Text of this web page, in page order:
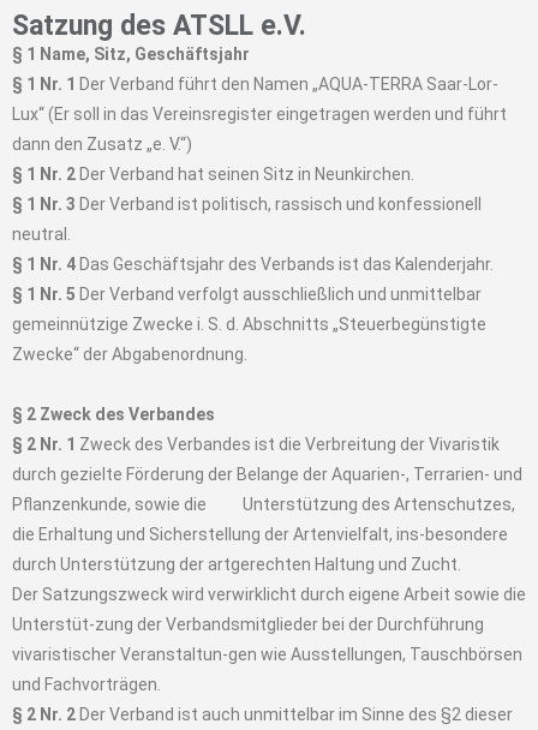
Satzung des ATSLL e.V.
§ 1 Name, Sitz, Geschäftsjahr
§ 1 Nr. 1 Der Verband führt den Namen „AQUA-TERRA Saar-Lor-
Lux“ (Er soll in das Vereinsregister eingetragen werden und führt
dann den Zusatz „e. V.“)
§ 1 Nr. 2 Der Verband hat seinen Sitz in Neunkirchen.
§ 1 Nr. 3 Der Verband ist politisch, rassisch und konfessionell
neutral.
§ 1 Nr. 4 Das Geschäftsjahr des Verbands ist das Kalenderjahr.
§ 1 Nr. 5 Der Verband verfolgt ausschließlich und unmittelbar
gemeinnützige Zwecke i. S. d. Abschnitts „Steuerbegünstigte
Zwecke“ der Abgabenordnung.
§ 2 Zweck des Verbandes
§ 2 Nr. 1 Zweck des Verbandes ist die Verbreitung der Vivaristik
durch gezielte Förderung der Belange der Aquarien-, Terrarien- und
Pflanzenkunde, sowie die Unterstützung des Artenschutzes,
die Erhaltung und Sicherstellung der Artenvielfalt, ins-besondere
durch Unterstützung der artgerechten Haltung und Zucht.
Der Satzungszweck wird verwirklicht durch eigene Arbeit sowie die
Unterstüt-zung der Verbandsmitglieder bei der Durchführung
vivaristischer Veranstaltun-gen wie Ausstellungen, Tauschbörsen
und Fachvorträgen.
§ 2 Nr. 2 Der Verband ist auch unmittelbar im Sinne des §2 dieser